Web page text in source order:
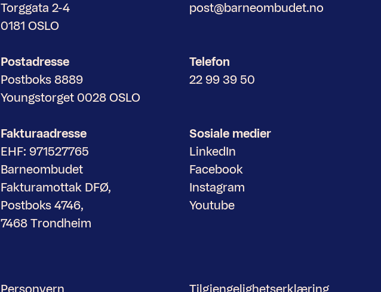
Torggata 2-4
0181 OSLO
Postadresse
Postboks 8889
Youngstorget 0028 OSLO
Fakturaadresse
EHF: 971527765
Barneombudet
Fakturamottak DFØ,
Postboks 4746,
7468 Trondheim
Personvern
post@barneombudet.no
Telefon
22 99 39 50
Sosiale medier
LinkedIn
Facebook
Instagram
Youtube
Tilgjengelighetserklæring